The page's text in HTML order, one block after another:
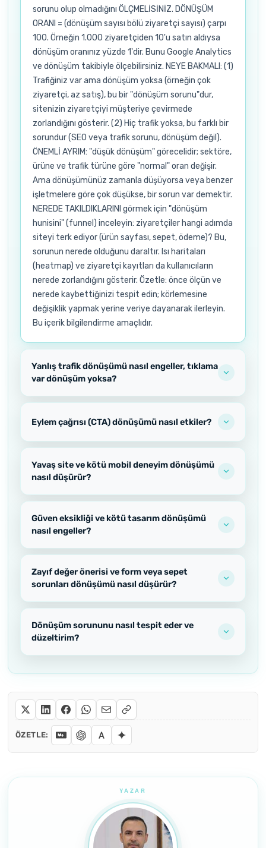
sorunu olup olmadığını ÖLÇMELİSİNİZ. DÖNÜŞÜM
ORANI = (dönüşüm sayısı bölü ziyaretçi sayısı) çarpı
100. Örneğin 1.000 ziyaretçiden 10'u satın aldıysa
dönüşüm oranınız yüzde 1'dir. Bunu Google Analytics
ve dönüşüm takibiyle ölçebilirsiniz. NEYE BAKMALI: (1)
Trafiğiniz var ama dönüşüm yoksa (örneğin çok
ziyaretçi, az satış), bu bir "dönüşüm sorunu"dur,
sitenizin ziyaretçiyi müşteriye çevirmede
zorlandığını gösterir. (2) Hiç trafik yoksa, bu farklı bir
sorundur (SEO veya trafik sorunu, dönüşüm değil).
ÖNEMLİ AYRIM: "düşük dönüşüm" görecelidir; sektöre,
ürüne ve trafik türüne göre "normal" oran değişir.
Ama dönüşümünüz zamanla düşüyorsa veya benzer
işletmelere göre çok düşükse, bir sorun var demektir.
NEREDE TAKILDIKLARINI görmek için "dönüşüm
hunisini" (funnel) inceleyin: ziyaretçiler hangi adımda
siteyi terk ediyor (ürün sayfası, sepet, ödeme)? Bu,
sorunun nerede olduğunu daraltır. Isı haritaları
(heatmap) ve ziyaretçi kayıtları da kullanıcıların
nerede zorlandığını gösterir. Özetle: önce ölçün ve
nerede kaybettiğinizi tespit edin; körlemesine
değişiklik yapmak yerine veriye dayanarak ilerleyin.
Bu içerik bilgilendirme amaçlıdır.
Yanlış trafik dönüşümü nasıl engeller, tıklama
var dönüşüm yoksa?
Eylem çağrısı (CTA) dönüşümü nasıl etkiler?
Yavaş site ve kötü mobil deneyim dönüşümü
nasıl düşürür?
Güven eksikliği ve kötü tasarım dönüşümü
nasıl engeller?
Zayıf değer önerisi ve form veya sepet
sorunları dönüşümü nasıl düşürür?
Dönüşüm sorununu nasıl tespit eder ve
düzeltirim?
ÖZETLE: